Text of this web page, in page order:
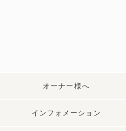
オーナー様へ
インフォメーション